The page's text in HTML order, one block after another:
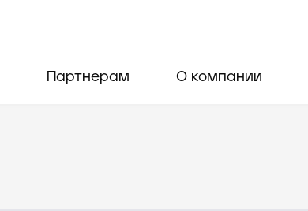
Партнерам О компании